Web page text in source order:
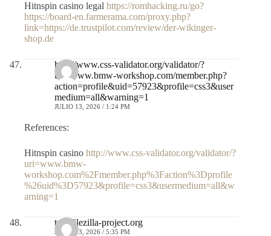
Hitnspin casino legal https://romhacking.ru/go?
https://board-en.farmerama.com/proxy.php?
link=https://de.trustpilot.com/review/der-wikinger-
shop.de
http://www.css-validator.org/validator/?
uri=www.bmw-workshop.com/member.php?
action=profile&uid=57923&profile=css3&user
medium=all&warning=1
JULIO 13, 2026 / 1:24 PM
References:
Hitnspin casino http://www.css-validator.org/validator/?
uri=www.bmw-
workshop.com%2Fmember.php%3Faction%3Dprofile
%26uid%3D57923&profile=css3&usermedium=all&w
arning=1
trac.filezilla-project.org
JULIO 13, 2026 / 5:35 PM